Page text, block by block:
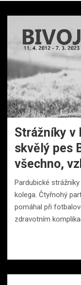
Strážníky v
skvělý pes
všechno,
Pardubické
kolega. Čtyřnohý
pomáhal při
zdravotním